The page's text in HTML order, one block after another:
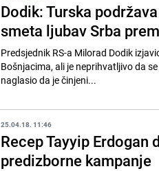
Dodik: Turska
smeta ljubav Srba
Predsjednik RS-a Milorad Dodik
Bošnjacima, ali je neprihvatljivo da
naglasio da je činjeni...
25.04.18. 11:46
Recep Tayyip
predizborne kampanje